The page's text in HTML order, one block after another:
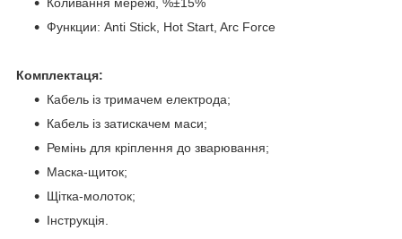
Коливання мережі, %±15%
Функции: Anti Stick, Hot Start, Arc Force
Комплектаця:
Кабель із тримачем електрода;
Кабель із затискачем маси;
Ремінь для кріплення до зварювання;
Маска-щиток;
Щітка-молоток;
Інструкція.